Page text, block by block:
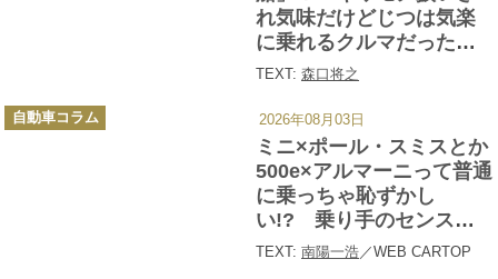
れ気味だけどじつは気楽
に乗れるクルマだった
「シトロエン DS」
TEXT: 森口将之
ミニ×ポール・スミスとか
500e×アルマーニって普通
に乗っちゃ恥ずかし
い!? 乗り手のセンスも
問われる「ハイブランド
TEXT: 南陽一浩／WEB CARTOP
カ
テ
自動車コラム 2026年08月03日